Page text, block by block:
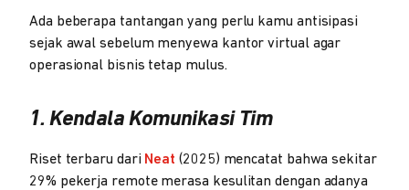
Ada beberapa tantangan yang perlu kamu antisipasi
sejak awal sebelum menyewa kantor virtual agar
operasional bisnis tetap mulus.
1. Kendala Komunikasi Tim
Riset terbaru dari Neat (2025) mencatat bahwa sekitar
29% pekerja remote merasa kesulitan dengan adanya